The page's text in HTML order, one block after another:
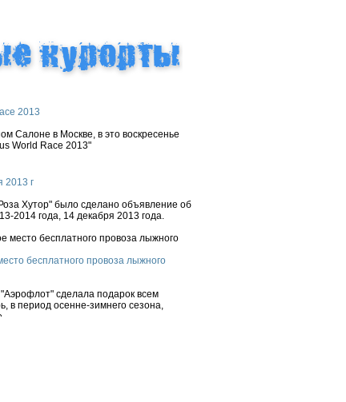
2013
Салоне в Москве, в это воскресенье
World Race 2013"
2013 г
Хутор" было сделано объявление об
2014 года, 14 декабря 2013 года.
бесплатного провоза лыжного
сделала подарок всем
в период осенне-зимнего сезона,